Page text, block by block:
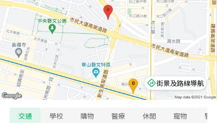
街景及路線導航
交通 學校 購物 醫療 休閒 寵物 警